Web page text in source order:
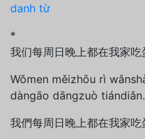
danh từ
*
我们每周日晚上都在我家吃
Wǒmen měizhōu rì
dàngāo dāngzuò tiándiǎn.
我們每周日晚上都在我家吃